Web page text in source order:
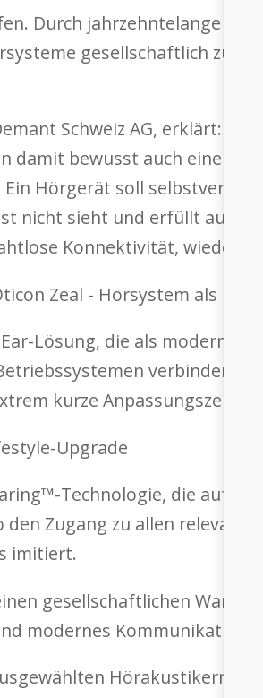
Durch jahrzehntelange
gesellschaftlich zu
Schweiz AG, erklärt:
bewusst auch eine
Hörgerät soll
nicht sieht und erfüllt auch
Konnektivität,
Lösung, die als modernes
verbinden
kurze Anpassungszeit
Technologie, die auf
Zugang zu allen
imitiert.
gesellschaftlichen Wandel
modernes Kommunikations-
Hörakustikern in